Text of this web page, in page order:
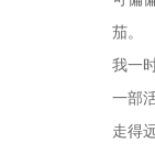
茄。
我一
一部
走得